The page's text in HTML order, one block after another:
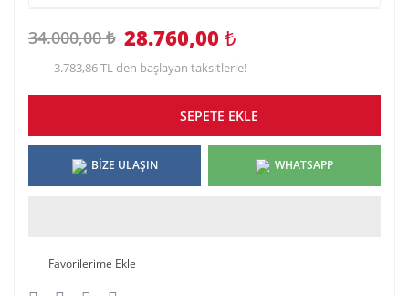
34.000,00 ₺ 28.760,00 ₺
3.783,86 TL den başlayan taksitlerle!
SEPETE EKLE
BİZE ULAŞIN WHATSAPP